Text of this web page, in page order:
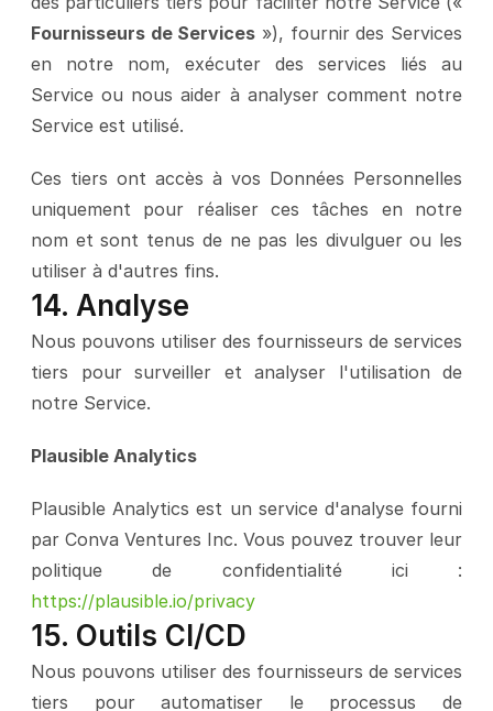
Fournisseurs de Services »), fournir des Services
en notre nom, exécuter des services liés au
Service ou nous aider à analyser comment notre
Service est utilisé.
Ces tiers ont accès à vos Données Personnelles
uniquement pour réaliser ces tâches en notre
nom et sont tenus de ne pas les divulguer ou les
utiliser à d'autres fins.
14. Analyse
Nous pouvons utiliser des fournisseurs de services
tiers pour surveiller et analyser l'utilisation de
notre Service.
Plausible Analytics
Plausible Analytics est un service d'analyse fourni
par Conva Ventures Inc. Vous pouvez trouver leur
https://plausible.io/privacy
15. Outils CI/CD
Nous pouvons utiliser des fournisseurs de services
tiers pour automatiser le processus de